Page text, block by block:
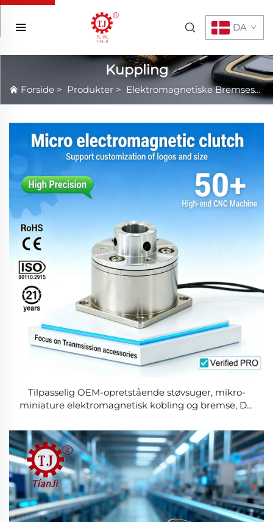
DA
Kuppling
Forside > Produkter > Elektromagnetiske Bremsesystemer/Clutchsystemer
Tilpasselig OEM-opretstående støvsuger, mikro-
miniature elektromagnetisk kobling og bremse, DC